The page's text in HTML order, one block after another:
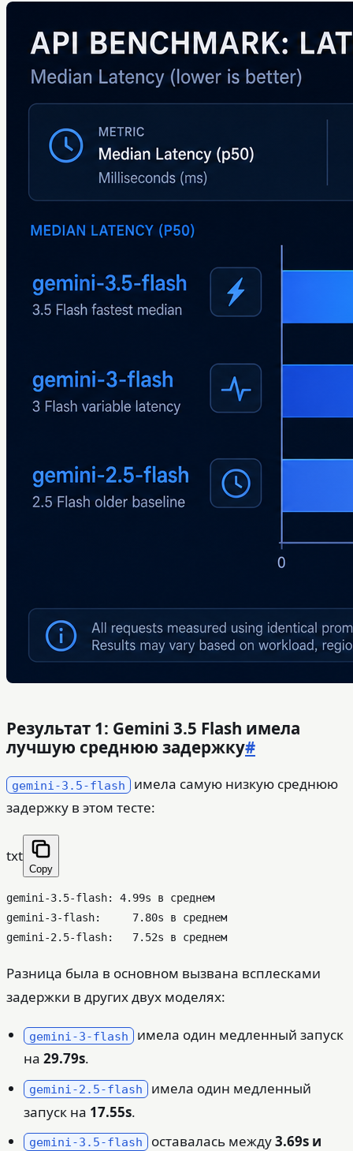
Результат 1: Gemini 3.5 Flash имела
лучшую среднюю задержку#
gemini-3.5-flash
имела самую низкую среднюю
задержку в этом тесте:
txt
Copy
gemini-3.5-flash: 4.99s в среднем
gemini-3-flash:     7.80s в среднем
Разница была в основном вызвана всплесками
задержки в других двух моделях:
gemini-3-flash имела один медленный запуск
на 29.79s.
gemini-2.5-flash имела один медленный
запуск на 17.55s.
gemini-3.5-flash оставалась между3.69s и